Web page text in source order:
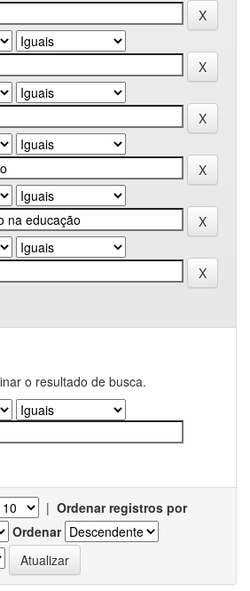
o resultado de busca.
| Ordenar registros por
Ordenar